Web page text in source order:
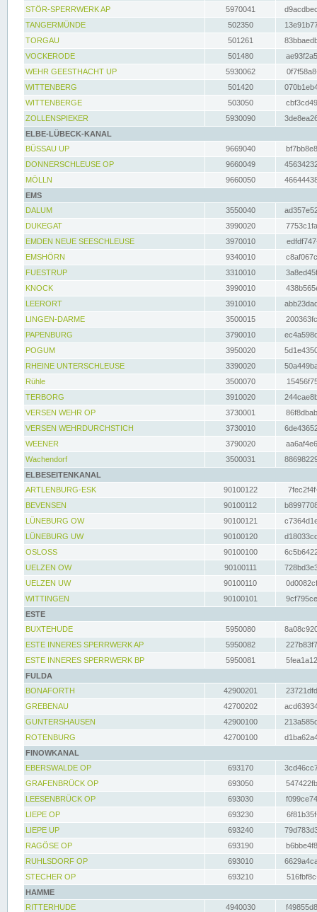
STÖR-SPERRWERK AP 5970041
TANGERMÜNDE
502350
TORGAU
501261
VOCKERODE
501480
WEHR GEESTHACHT UP
5930062
WITTENBERG
501420
WITTENBERGE
503050
ZOLLENSPIEKER
5930090
ELBE-LÜBECK-KANAL
BÜSSAU UP
9669040
DONNERSCHLEUSE OP
9660049
MÖLLN
9660050
EMS
DALUM
3550040
DUKEGAT
3990020
EMDEN NEUE SEESCHLEUSE
3970010
EMSHÖRN
9340010
FUESTRUP
3310010
KNOCK
3990010
LEERORT
3910010
LINGEN-DARME
3500015
PAPENBURG
3790010
POGUM
3950020
RHEINE UNTERSCHLEUSE
3390020
Rühle
3500070
TERBORG
3910020
VERSEN WEHR OP
3730001
VERSEN WEHRDURCHSTICH
3730010
WEENER
3790020
Wachendorf
3500031
ELBESEITENKANAL
ARTLENBURG-ESK
90100122
BEVENSEN
90100112
LÜNEBURG OW
90100121
LÜNEBURG UW
90100120
OSLOSS
90100100
UELZEN OW
90100111
UELZEN UW
90100110
WITTINGEN
90100101
ESTE
BUXTEHUDE
5950080
ESTE INNERES SPERRWERK AP
5950082
ESTE INNERES SPERRWERK BP
5950081
FULDA
BONAFORTH
42900201
GREBENAU
42700202
GUNTERSHAUSEN
42900100
ROTENBURG
42700100
FINOWKANAL
EBERSWALDE OP
693170
GRAFENBRÜCK OP
693050
LEESENBRÜCK OP
693030
LIEPE OP
693230
LIEPE UP
693240
RAGÖSE OP
693190
RUHLSDORF OP
693010
STECHER OP
693210
HAMME
RITTERHUDE
4940030